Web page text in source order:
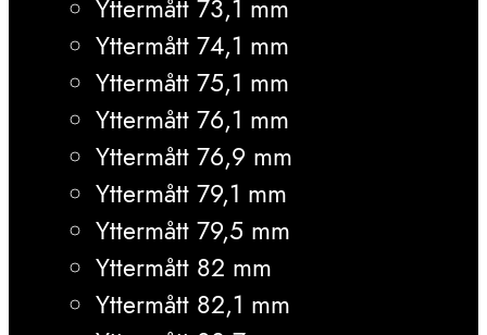
Yttermått 73,1 mm
Yttermått 74,1 mm
Yttermått 75,1 mm
Yttermått 76,1 mm
Yttermått 76,9 mm
Yttermått 79,1 mm
Yttermått 79,5 mm
Yttermått 82 mm
Yttermått 82,1 mm